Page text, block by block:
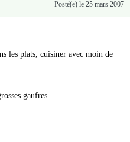
Posté(e) le 25 mars 2007
les plats, cuisiner avec moin de
gaufres